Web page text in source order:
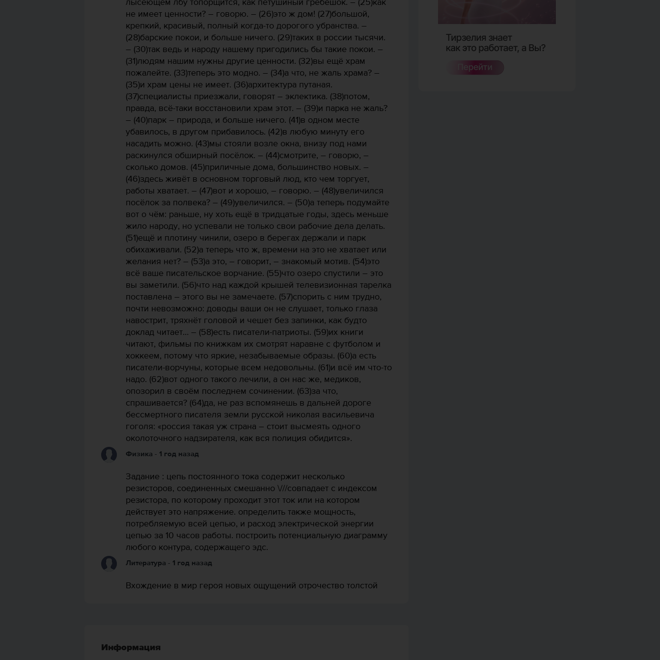
лысеющем лбу топорщится, как петушиный гребешок. – (25)как
не имеет ценности? – говорю. – (26)это ж дом! (27)большой,
крепкий, красивый, полный когда-то дорогого убранства. –
(28)барские покои, и больше ничего. (29)таких в россии тысячи.
– (30)так ведь и народу нашему пригодились бы такие покои. –
(31)людям нашим нужны другие ценности. (32)вы ещё храм
пожалейте. (33)теперь это модно. – (34)а что, не жаль храма? –
(35)и храм цены не имеет. (36)архитектура путаная.
(37)специалисты приезжали, говорят – эклектика. (38)потом,
правда, всё-таки восстановили храм этот. – (39)и парка не жаль?
– (40)парк – природа, и больше ничего. (41)в одном месте
убавилось, в другом прибавилось. (42)в любую минуту его
насадить можно. (43)мы стояли возле окна, внизу под нами
раскинулся обширный посёлок. – (44)смотрите, – говорю, –
сколько домов. (45)приличные дома, большинство новых. –
(46)здесь живёт в основном торговый люд, кто чем торгует,
работы хватает. – (47)вот и хорошо, – говорю. – (48)увеличился
посёлок за полвека? – (49)увеличился. – (50)а теперь подумайте
вот о чём: раньше, ну хоть ещё в тридцатые годы, здесь меньше
жило народу, но успевали не только свои рабочие дела делать.
(51)ещё и плотину чинили, озеро в берегах держали и парк
обихаживали. (52)а теперь что ж, времени на это не хватает или
желания нет? – (53)а это, – говорит, – знакомый мотив. (54)это
всё ваше писательское ворчание. (55)что озеро спустили – это
вы заметили. (56)что над каждой крышей телевизионная тарелка
поставлена – этого вы не замечаете. (57)спорить с ним трудно,
почти невозможно: доводы ваши он не слушает, только глаза
навострит, тряхнёт головой и чешет без запинки, как будто
доклад читает… – (58)есть писатели-патриоты. (59)их книги
читают, фильмы по книжкам их смотрят наравне с футболом и
хоккеем, потому что яркие, незабываемые образы. (60)а есть
писатели-ворчуны, которые всем недовольны. (61)и всё им что-то
надо. (62)вот одного такого лечили, а он нас же, медиков,
опозорил в своём последнем сочинении. (63)за что,
спрашивается? (64)да, не раз вспомянешь в дальней дороге
бессмертного писателя земли русской николая васильевича
гоголя: «россия такая уж страна – стоит высмеять одного
околоточного надзирателя, как вся полиция обидится».
Физика - 1 год назад
Задание : цепь постоянного тока содержит несколько
резисторов, соединенных смешанно \///совпадает с индексом
резистора, по которому проходит этот ток или на котором
действует это напряжение. определить также мощность,
потребляемую всей цепью, и расход электрической энергии
цепью за 10 часов работы. построить потенциальную диаграмму
любого контура, содержащего эдс.
Литература - 1 год назад
Вхождение в мир героя новых ощущений отрочество толстой
Информация